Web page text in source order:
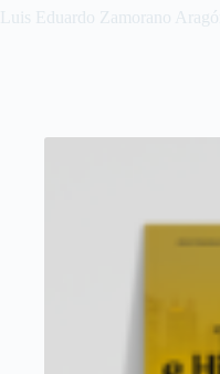
Luis Eduardo Zamorano Aragón